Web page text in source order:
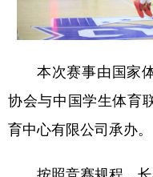
北京 天津
本次赛事由国家
协会与中国学生体育
育中心有限公司承办。